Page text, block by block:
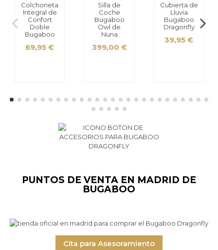
Colchoneta
Integral de
Confort
Doble
Bugaboo
69,95 €
Silla de
Coche
Bugaboo
Owl de
Nuna
399,00 €
Cubierta de
Lluvia
Bugaboo
Dragonfly
39,95 €
PUNTOS DE VENTA EN MADRID DE
BUGABOO
Cita para Asesoramiento